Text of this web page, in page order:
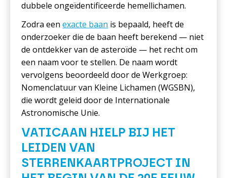
dubbele ongeïdentificeerde hemellichamen.
Zodra eenexacte baan is bepaald, heeft de
onderzoeker die de baan heeft berekend — niet
de ontdekker van de asteroïde — het recht om
een naam voor te stellen. De naam wordt
vervolgens beoordeeld door de Werkgroep:
Nomenclatuur van Kleine Lichamen (WGSBN),
die wordt geleid door de Internationale
Astronomische Unie.
VATICAAN HIELP BIJ HET
LEIDEN VAN
STERRENKAARTPROJECT IN